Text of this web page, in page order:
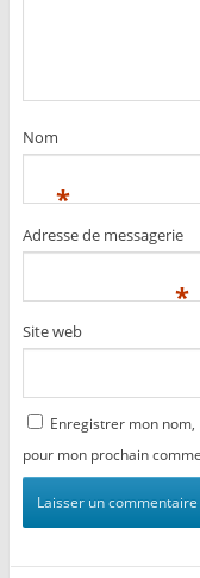
Nom
*
Adresse de messagerie
*
Site web
Enregistrer mon
pour mon prochain